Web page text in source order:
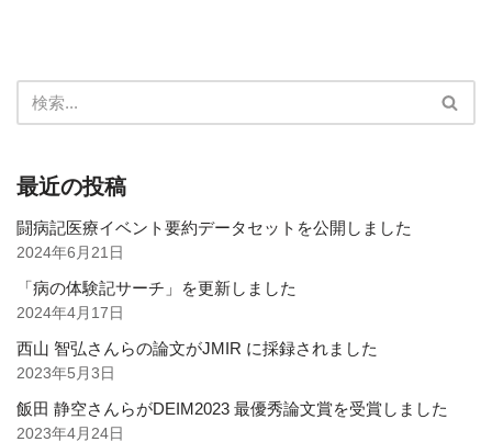
最近の投稿
闘病記医療イベント要約データセットを公開しました
2024年6月21日
「病の体験記サーチ」を更新しました
2024年4月17日
西山 智弘さんらの論文がJMIR に採録されました
2023年5月3日
飯田 静空さんらがDEIM2023 最優秀論文賞を受賞しました
2023年4月24日